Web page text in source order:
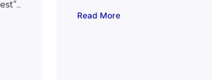
Read More